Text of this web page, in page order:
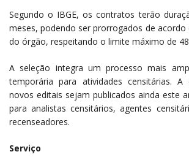
Segundo o IBGE, os contratos terão
meses, podendo ser prorrogados de acordo
do órgão, respeitando o limite máximo de
A seleção integra um processo mais
temporária para atividades censitárias.
novos editais sejam publicados ainda este
para analistas censitários, agentes
recenseadores.
Serviço